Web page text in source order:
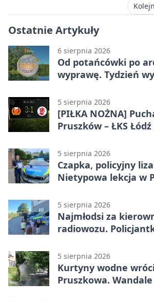
Ostatnie Artykuły
6 sierpnia 2026
Od potańcówki po
wyprawę. Tydzień
5 sierpnia 2026
[PIŁKA NOŻNA]
Pruszków – ŁKS
5 sierpnia 2026
Czapka, policyjny
Nietypowa lekcja w
5 sierpnia 2026
Najmłodsi za
radiowozu.
5 sierpnia 2026
Kurtyny wodne
Pruszkowa.